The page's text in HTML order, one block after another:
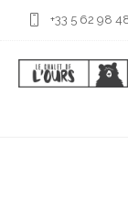
+33 5 62 98